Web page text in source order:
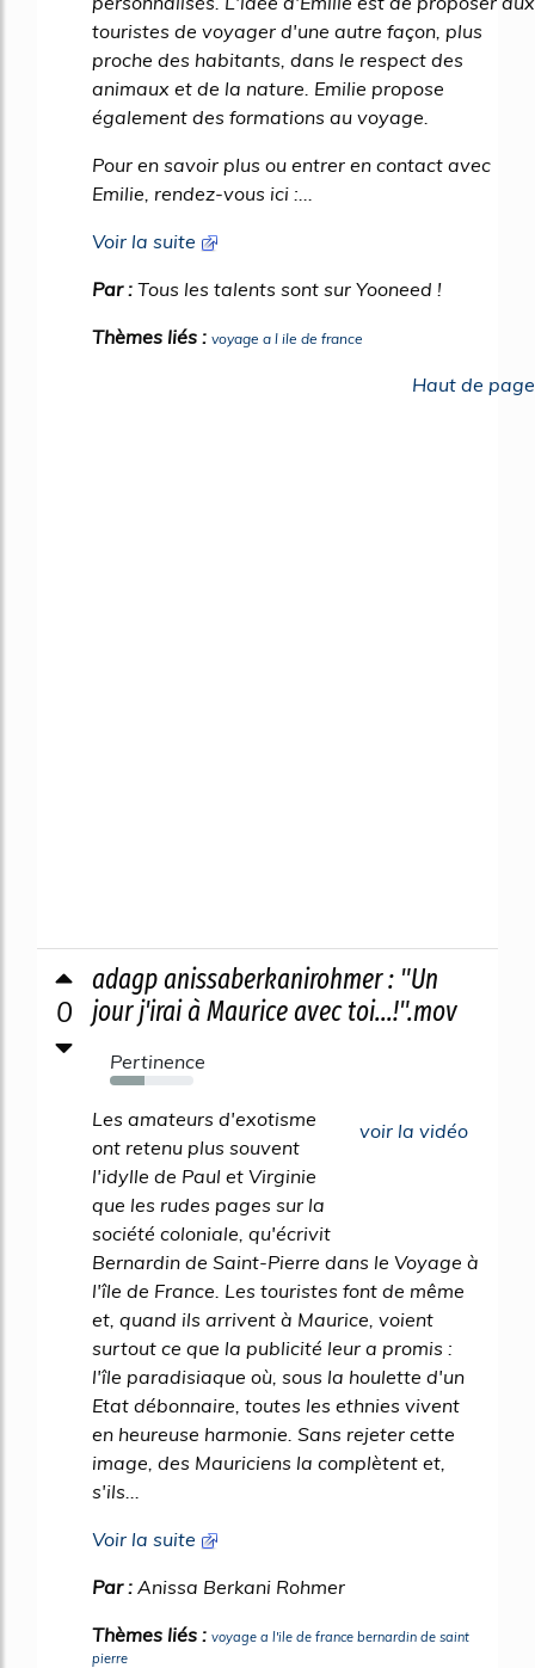
touristes de voyager d'une autre façon, plus
proche des habitants, dans le respect des
animaux et de la nature. Emilie propose
également des formations au voyage.
Pour en savoir plus ou entrer en contact avec
Emilie, rendez-vous ici :...
Voir la suite
Par : Tous les talents sont sur Yooneed !
Thèmes liés : voyage a l ile de france
Haut de page
0
adagp anissaberkanirohmer : "Un
jour j'irai à Maurice avec toi...!".mov
Pertinence
41%
voir la vidéo
Les amateurs d'exotisme
ont retenu plus souvent
l'idylle de Paul et Virginie
que les rudes pages sur la
société coloniale, qu'écrivit
Bernardin de Saint-Pierre dans le Voyage à
l'île de France. Les touristes font de même
et, quand ils arrivent à Maurice, voient
surtout ce que la publicité leur a promis :
l'île paradisiaque où, sous la houlette d'un
Etat débonnaire, toutes les ethnies vivent
en heureuse harmonie. Sans rejeter cette
image, des Mauriciens la complètent et,
s'ils...
Voir la suite
Par : Anissa Berkani Rohmer
Thèmes liés : voyage a l'ile de france bernardin de saint
pierre